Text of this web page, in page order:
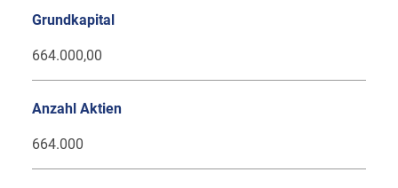
Grundkapital
664.000,00
Anzahl Aktien
664.000